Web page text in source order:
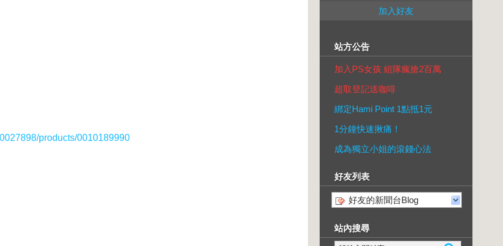
products/0010189990
加入好友
站方公告
加入PS女孩 組隊瘋搶2百萬
超取登記送咖啡
綁定Hami Point 1點抵1元
1分鐘快速揪痛！
成為獨立小姐的滾錢心法
好友列表
好友的新聞台Blog
站內搜尋